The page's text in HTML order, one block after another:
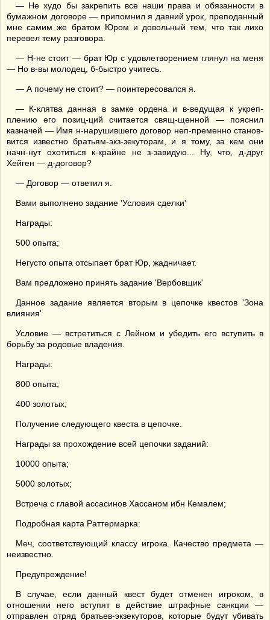
— Не худо бы закрепить все наши права и обязанности в
бумажном договоре — припомнил я давний урок, преподанный
мне самим же братом Юром и довольный тем, что так лихо
перевел тему разговора.
— Н-не стоит — брат Юр с удовлетворением глянул на меня
— Но в-вы молодец, б-быстро учитесь.
— А почему не стоит? — поинтересовался я.
— К-клятва данная в замке ордена и в-ведущая к укреп-
плению его позиц-ций считается свящ-щенной — пояснил
казначей — Имя н-нарушившего договор неп-пременно станов-
вится известно братьям-экз-зекуторам, и я тому, за кем они
начн-нут охотиться к-крайне не з-завидую... Ну, что, д-друг
Хейген — д-договор?
— Договор — ответил я.
Вами выполнено задание 'Условия сделки'
Награды:
500 опыта;
Негусто опыта отсыпает брат Юр, жадничает.
Вам предложено принять задание 'Вербовщик'
Данное задание является вторым в цепочке квестов 'Зона
влияния'
Условие — встретиться с Лейном и убедить его вступить в
борьбу за родовые владения.
Награды:
800 опыта;
400 золотых;
Получение следующего квеста в цепочке.
Награды за прохождение всей цепочки заданий:
10000 опыта;
5000 золотых;
Встреча с главой ассасинов Хассаном ибн Кемалем;
Подробная карта Раттермарка:
Меч, соответствующий классу игрока. Качество предмета —
неизвестно.
Предупреждение!
В случае, если данный квест будет отменен игроком, в
отношении него вступят в действие штрафные санкции —
отправлен отряд братьев-экзекуторов, которые будут убивать